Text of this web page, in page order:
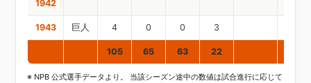
1942
1943 巨人 4 0 0 3
105 65 63 22
※ NPB 公式選手データより。 当該シーズン途中の数値は試合進行に応じて